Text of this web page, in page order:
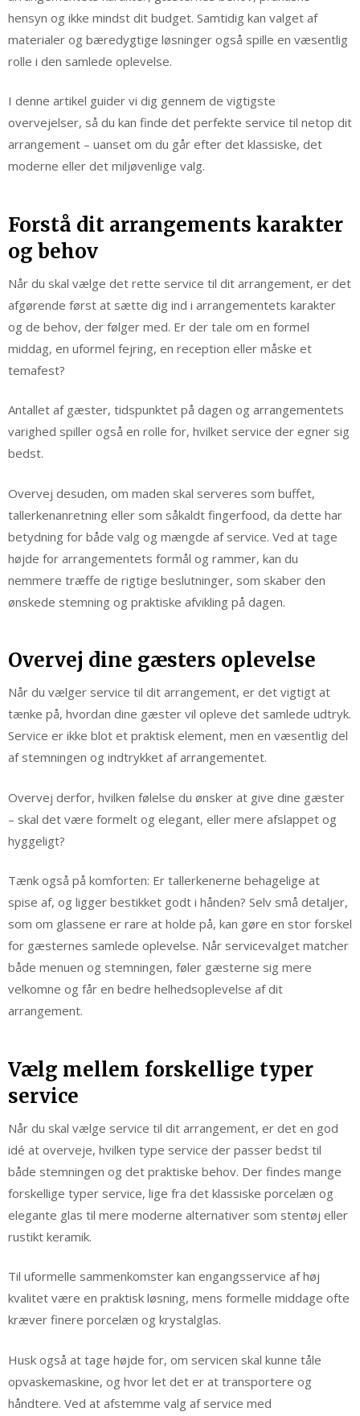
hensyn og ikke mindst dit budget. Samtidig kan valget af
materialer og bæredygtige løsninger også spille en væsentlig
rolle i den samlede oplevelse.
I denne artikel guider vi dig gennem de vigtigste
overvejelser, så du kan finde det perfekte service til netop dit
arrangement – uanset om du går efter det klassiske, det
moderne eller det miljøvenlige valg.
Forstå dit arrangements karakter
og behov
Når du skal vælge det rette service til dit arrangement, er det
afgørende først at sætte dig ind i arrangementets karakter
og de behov, der følger med. Er der tale om en formel
middag, en uformel fejring, en reception eller måske et
temafest?
Antallet af gæster, tidspunktet på dagen og arrangementets
varighed spiller også en rolle for, hvilket service der egner sig
bedst.
Overvej desuden, om maden skal serveres som buffet,
tallerkenanretning eller som såkaldt fingerfood, da dette har
betydning for både valg og mængde af service. Ved at tage
højde for arrangementets formål og rammer, kan du
nemmere træffe de rigtige beslutninger, som skaber den
ønskede stemning og praktiske afvikling på dagen.
Overvej dine gæsters oplevelse
Når du vælger service til dit arrangement, er det vigtigt at
tænke på, hvordan dine gæster vil opleve det samlede udtryk.
Service er ikke blot et praktisk element, men en væsentlig del
af stemningen og indtrykket af arrangementet.
Overvej derfor, hvilken følelse du ønsker at give dine gæster
– skal det være formelt og elegant, eller mere afslappet og
hyggeligt?
Tænk også på komforten: Er tallerkenerne behagelige at
spise af, og ligger bestikket godt i hånden? Selv små detaljer,
som om glassene er rare at holde på, kan gøre en stor forskel
for gæsternes samlede oplevelse. Når servicevalget matcher
både menuen og stemningen, føler gæsterne sig mere
velkomne og får en bedre helhedsoplevelse af dit
arrangement.
Vælg mellem forskellige typer
service
Når du skal vælge service til dit arrangement, er det en god
idé at overveje, hvilken type service der passer bedst til
både stemningen og det praktiske behov. Der findes mange
forskellige typer service, lige fra det klassiske porcelæn og
elegante glas til mere moderne alternativer som stentøj eller
rustikt keramik.
Til uformelle sammenkomster kan engangsservice af høj
kvalitet være en praktisk løsning, mens formelle middage ofte
kræver finere porcelæn og krystalglas.
Husk også at tage højde for, om servicen skal kunne tåle
opvaskemaskine, og hvor let det er at transportere og
håndtere. Ved at afstemme valg af service med